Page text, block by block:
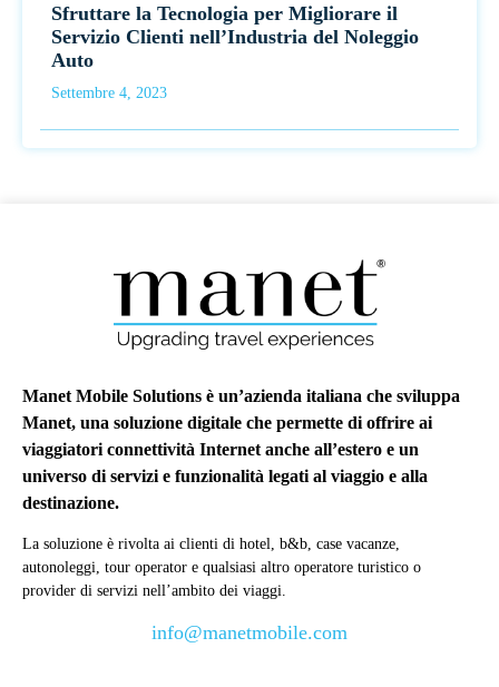
Sfruttare la Tecnologia per Migliorare il
Servizio Clienti nell’Industria del Noleggio
Auto
Settembre 4, 2023
Manet Mobile Solutions è un’azienda italiana che sviluppa
Manet, una soluzione digitale che permette di offrire ai
viaggiatori connettività Internet anche all’estero e un
universo di servizi e funzionalità legati al viaggio e alla
destinazione.
La soluzione è rivolta ai clienti di hotel, b&b, case vacanze,
autonoleggi, tour operator e qualsiasi altro operatore turistico o
provider di servizi nell’ambito dei viaggi.
info@manetmobile.com